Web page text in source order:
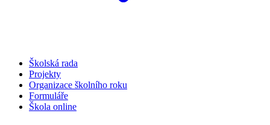
Školská rada
Projekty
Organizace školního roku
Formuláře
Škola online